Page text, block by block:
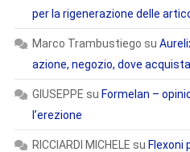
per la rigenerazione delle
Marco Trambustiego su
azione, negozio, dove
GIUSEPPE su Formelan –
l’erezione
RICCIARDI MICHELE su Flexoni